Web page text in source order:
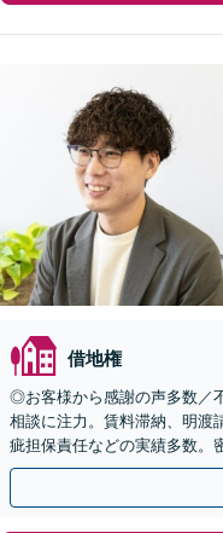
借地権
◎お客様から感謝の声多数／
相談に注力。賃料滞納、明渡
疵担保責任などの実績多数。
化に尽力します【顧問契約／